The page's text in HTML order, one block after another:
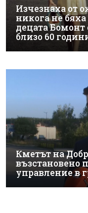
Изчезнаха от
никога не
децата Бомонт
близо 60
Кметът на
възстановено
управление в